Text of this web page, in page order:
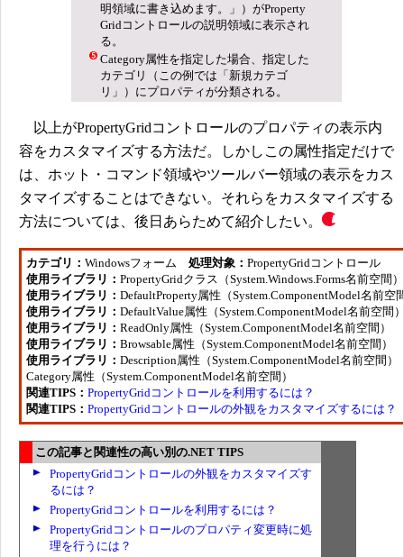
明領域に書き込めます。」）がProperty
Gridコントロールの説明領域に表示され
る。
Category属性を指定した場合、指定した
カテゴリ（この例では「新規カテゴ
リ」）にプロパティが分類される。
以上がPropertyGridコントロールのプロパティの表示内
容をカスタマイズする方法だ。しかしこの属性指定だけで
は、ホット・コマンド領域やツールバー領域の表示をカス
タマイズすることはできない。それらをカスタマイズする
方法については、後日あらためて紹介したい。
カテゴリ： Windowsフォーム 処理対象： PropertyGridコントロール
使用ライブラリ： PropertyGridクラス（System.Windows.Forms名前空間）
使用ライブラリ： DefaultProperty属性（System.ComponentModel名前空
使用ライブラリ： DefaultValue属性（System.ComponentModel名前空間
使用ライブラリ： ReadOnly属性（System.ComponentModel名前空間）
使用ライブラリ： Browsable属性（System.ComponentModel名前空間）
使用ライブラリ： Description属性（System.ComponentModel名前空間）
Category属性（System.ComponentModel名前空間）
関連TIPS： PropertyGridコントロールを利用するには？
関連TIPS： PropertyGridコントロールの外観をカスタマイズするには？
この記事と関連性の高い別の.NET TIPS
PropertyGridコントロールの外観をカスタマイズす
るには？
PropertyGridコントロールを利用するには？
PropertyGridコントロールのプロパティ変更時に処
理を行うには？